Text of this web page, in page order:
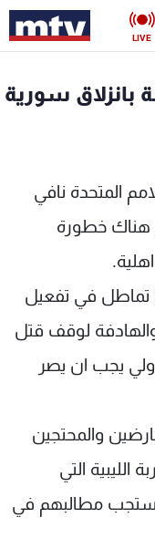
LIVE
بانزلاق سورية
المتحدة نافي
هناك خطورة
تماطل في تفعيل
والهادفة لوقف قتل
يجب ان يصر
والمحتجين
الليبية التي
تستجب مطالبهم في